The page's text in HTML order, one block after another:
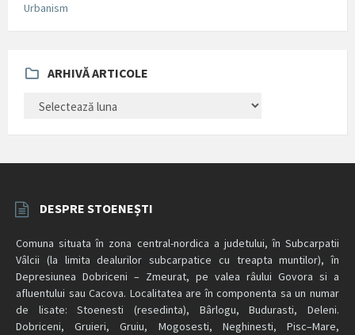
Urbanism
ARHIVĂ ARTICOLE
ARTICOLE
DESPRE STOENEȘTI
Comuna situata în zona central-nordica a judetului, în Subcarpatii
Vâlcii (la limita dealurilor subcarpatice cu treapta muntilor), în
Depresiunea Dobriceni – Zmeurat, pe valea râului Govora si a
afluentului sau Cacova. Localitatea are în componenta sa un numar
de lisate: Stoenesti (resedinta), Bârlogu, Budurasti, Deleni.
Dobriceni, Gruieri, Gruiu, Mogosesti, Neghinesti, Pisc–Mare,